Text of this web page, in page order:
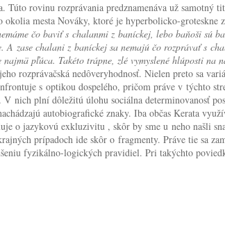
rovinu rozprávania predznamenáva už samotný
mesta Nováky, ktoré je hyperbolicko-groteskne
čo baviť s chalanmi z baníckej, lebo baňoši sú
zase chalani z baníckej sa nemajú čo rozprávať s
pľúca. Takéto trápne, zlé vymyslené hlúposti na
rozprávačská nedôveryhodnosť. Nielen preto sa
s optikou dospelého, pričom práve v týchto
plní dôležitú úlohu sociálna determinovanosť
autobiografické znaky. Iba občas Kerata
o jazykovú exkluzivitu , skôr by sme u neho našli
prípadoch ide skôr o fragmenty. Práve tie sa
fyzikálno-logických pravidiel. Pri takýchto